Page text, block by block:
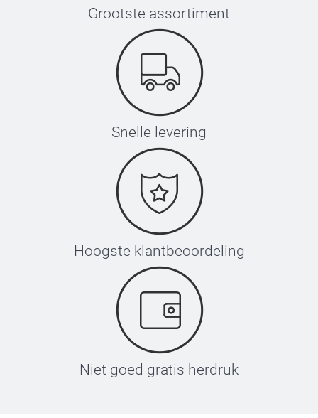
Grootste assortiment
Snelle levering
Hoogste klantbeoordeling
Niet goed gratis herdruk